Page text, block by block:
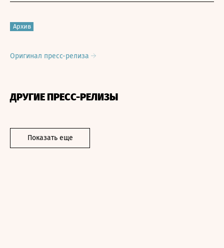
Архив
Оригинал пресс-релиза
ДРУГИЕ ПРЕСС-РЕЛИЗЫ
Показать еще